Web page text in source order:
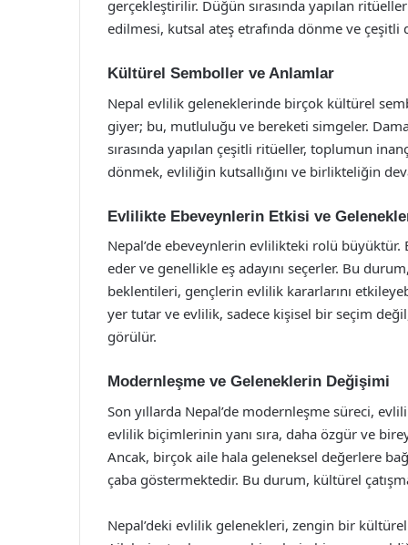
gerçekleştirilir. Düğün sırasında yapılan
edilmesi, kutsal ateş etrafında dönme ve çeşitli
Kültürel Semboller ve Anlamlar
Nepal evlilik geleneklerinde birçok kültürel
giyer; bu, mutluluğu ve bereketi simgeler.
sırasında yapılan çeşitli ritüeller, toplumun
dönmek, evliliğin kutsallığını ve birlikteliğin
Evlilikte Ebeveynlerin Etkisi ve
Nepal’de ebeveynlerin evlilikteki rolü büyüktür.
eder ve genellikle eş adayını seçerler. Bu
beklentileri, gençlerin evlilik kararlarını
yer tutar ve evlilik, sadece kişisel bir seçim
görülür.
Modernleşme ve Geleneklerin Değişimi
Son yıllarda Nepal’de modernleşme süreci,
evlilik biçimlerinin yanı sıra, daha özgür ve
Ancak, birçok aile hala geleneksel değerlere
çaba göstermektedir. Bu durum, kültürel
Nepal’deki evlilik gelenekleri, zengin bir kültürel